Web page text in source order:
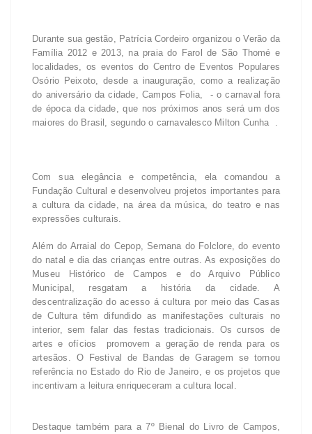
Durante sua gestão, Patrícia Cordeiro organizou o Verão da
Família 2012 e 2013, na praia do Farol de São Thomé e
localidades, os eventos do Centro de Eventos Populares
Osório Peixoto, desde a inauguração, como a realização
do aniversário da cidade, Campos Folia, - o carnaval fora
de época da cidade, que nos próximos anos será um dos
maiores do Brasil, segundo o carnavalesco Milton Cunha .
Com sua elegância e competência, ela comandou a
Fundação Cultural e desenvolveu projetos importantes para
a cultura da cidade, na área da música, do teatro e nas
expressões culturais.
Além do Arraial do Cepop, Semana do Folclore, do evento
do natal e dia das crianças entre outras. As exposições do
Museu Histórico de Campos e do Arquivo Público
Municipal, resgatam a história da cidade. A
descentralização do acesso á cultura por meio das Casas
de Cultura têm difundido as manifestações culturais no
interior, sem falar das festas tradicionais. Os cursos de
artes e ofícios promovem a geração de renda para os
artesãos. O Festival de Bandas de Garagem se tornou
referência no Estado do Rio de Janeiro, e os projetos que
incentivam a leitura enriqueceram a cultura local.
Destaque também para a 7º Bienal do Livro de Campos,